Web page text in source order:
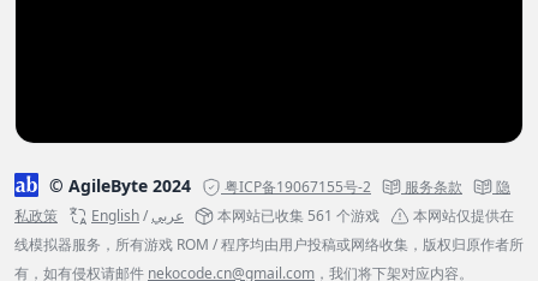
© AgileByte 2024 粤ICP备19067155号-2 服务条款
隐
私政策
English/عربي 本网站已收集 561 个游戏
本网站仅提供在
线模拟器服务，所有游戏 ROM / 程序均由用户投稿或网络收集，版权归原作者所
有，如有侵权请邮件 nekocode.cn@gmail.com ，我们将下架对应内容。